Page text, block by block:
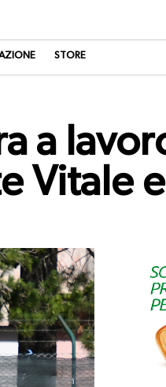
STORE
a
Vitale